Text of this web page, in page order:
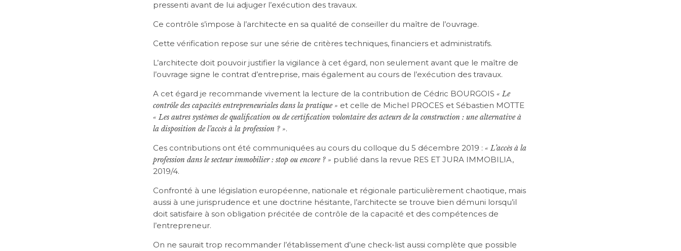
pressenti avant de lui adjuger l’exécution des travaux.
Ce contrôle s’impose à l’architecte en sa qualité de conseiller du maître de l’ouvrage.
Cette vérification repose sur une série de critères techniques, financiers et administratifs.
L’architecte doit pouvoir justifier la vigilance à cet égard, non seulement avant que le maître de
l’ouvrage signe le contrat d’entreprise, mais également au cours de l’exécution des travaux.
A cet égard je recommande vivement la lecture de la contribution de Cédric BOURGOIS « Le
contrôle des capacités entrepreneuriales dans la pratique » et celle de Michel PROCES et Sébastien MOTTE
« Les autres systèmes de qualification ou de certification volontaire des acteurs de la construction : une alternative à
la disposition de l’accès à la profession ? ».
Ces contributions ont été communiquées au cours du colloque du 5 décembre 2019 : « L’accès à la
profession dans le secteur immobilier : stop ou encore ? » publié dans la revue RES ET JURA IMMOBILIA,
2019/4.
Confronté à une législation européenne, nationale et régionale particulièrement chaotique, mais
aussi à une jurisprudence et une doctrine hésitante, l’architecte se trouve bien démuni lorsqu’il
doit satisfaire à son obligation précitée de contrôle de la capacité et des compétences de
l’entrepreneur.
On ne saurait trop recommander l’établissement d’une check-list aussi complète que possible